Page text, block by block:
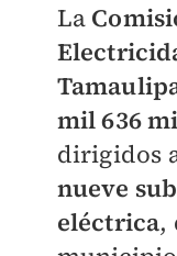
La
mil 636
dirigidos
nueve
eléctrica,